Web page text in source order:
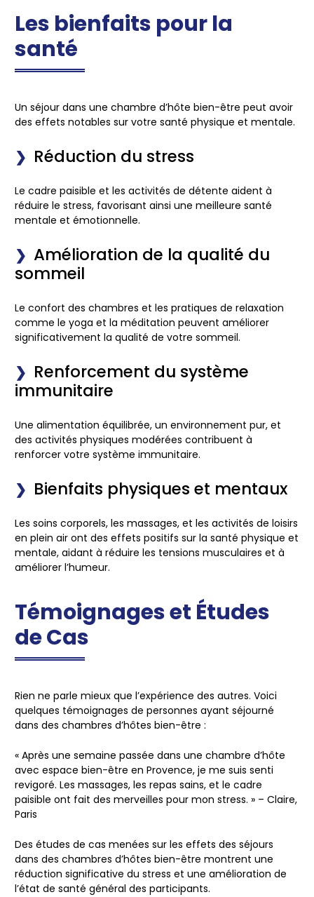
Les bienfaits pour la
santé
Un séjour dans une chambre d’hôte bien-être peut avoir
des effets notables sur votre santé physique et mentale.
Réduction du stress
Le cadre paisible et les activités de détente aident à
réduire le stress, favorisant ainsi une meilleure santé
mentale et émotionnelle.
Amélioration de la qualité du
sommeil
Le confort des chambres et les pratiques de relaxation
comme le yoga et la méditation peuvent améliorer
significativement la qualité de votre sommeil.
Renforcement du système
immunitaire
Une alimentation équilibrée, un environnement pur, et
des activités physiques modérées contribuent à
renforcer votre système immunitaire.
Bienfaits physiques et mentaux
Les soins corporels, les massages, et les activités de loisirs
en plein air ont des effets positifs sur la santé physique et
mentale, aidant à réduire les tensions musculaires et à
améliorer l’humeur.
Témoignages et Études
de Cas
Rien ne parle mieux que l’expérience des autres. Voici
quelques témoignages de personnes ayant séjourné
dans des chambres d’hôtes bien-être :
« Après une semaine passée dans une chambre d’hôte
avec espace bien-être en Provence, je me suis senti
revigoré. Les massages, les repas sains, et le cadre
paisible ont fait des merveilles pour mon stress. » – Claire,
Paris
Des études de cas menées sur les effets des séjours
dans des chambres d’hôtes bien-être montrent une
réduction significative du stress et une amélioration de
l’état de santé général des participants.